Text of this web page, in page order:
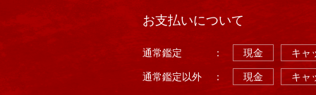
お支払いについて
通常鑑定 ： 現金 キャ
通常鑑定以外 ： 現金 キャ